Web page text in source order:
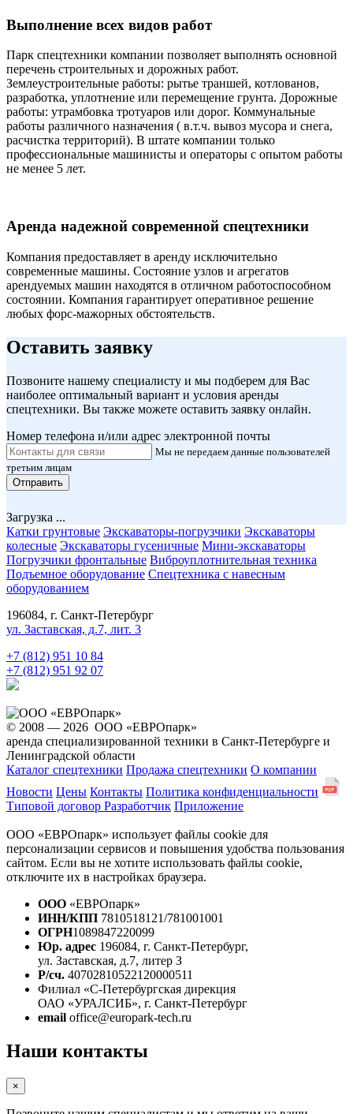
Выполнение всех видов работ
Парк спецтехники компании позволяет выполнять основной
перечень строительных и дорожных работ.
Землеустроительные работы: рытье траншей, котлованов,
разработка, уплотнение или перемещение грунта. Дорожные
работы: утрамбовка тротуаров или дорог. Коммунальные
работы различного назначения ( в.т.ч. вывоз мусора и снега,
расчистка территорий). В штате компании только
профессиональные машинисты и операторы с опытом работы
не менее 5 лет.
Аренда надежной современной спецтехники
Компания предоставляет в аренду исключительно
современные машины. Состояние узлов и агрегатов
арендуемых машин находятся в отличном работоспособном
состоянии. Компания гарантирует оперативное решение
любых форс-мажорных обстоятельств.
Оставить заявку
Позвоните нашему специалисту и мы подберем для Вас
наиболее оптимальный вариант и условия аренды
спецтехники. Вы также можете оставить заявку онлайн.
Номер телефона и/или адрес электронной почты
Мы не передаем данные пользователей
третьим лицам
Отправить
Загрузка ...
Катки грунтовые Экскаваторы-погрузчики Экскаваторы
колесные Экскаваторы гусеничные Мини-экскаваторы
Погрузчики фронтальные Виброуплотнительная техника
Подъемное оборудование Спецтехника с навесным
оборудованием
196084, г. Санкт-Петербург
ул. Заставская, д.7, лит. 3
+7 (812) 951 10 84
+7 (812) 951 92 07
© 2008 — 2026 ООО «ЕВРОпарк»
аренда специализированной техники в Санкт-Петербурге и
Ленинградской области
Каталог спецтехники Продажа спецтехники О компании
Новости Цены Контакты Политика конфиденциальности
Типовой договор Разработчик Приложение
ООО «ЕВРОпарк» использует файлы cookie для
персонализации сервисов и повышения удобства пользования
сайтом. Если вы не хотите использовать файлы cookie,
отключите их в настройках браузера.
ООО «ЕВРОпарк»
ИНН/КПП 7810518121/781001001
ОГРН1089847220099
Юр. адрес 196084, г. Санкт-Петербург,
ул. Заставская, д.7, литер З
Р/сч. 40702810522120000511
Филиал «С-Петербургская дирекция
ОАО «УРАЛСИБ», г. Санкт-Петербург
email office@europark-tech.ru
Наши контакты
×